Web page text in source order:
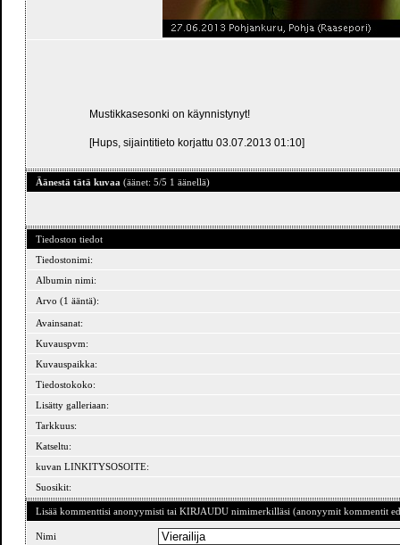
Mustikkasesonki on käynnistynyt!
[Hups, sijaintitieto korjattu 03.07.2013 01:10]
Äänestä tätä kuvaa (äänet: 5/5 1 äänellä)
Tiedoston tiedot
Tiedostonimi:
Albumin nimi:
Arvo (1 ääntä):
Avainsanat:
Kuvauspvm:
Kuvauspaikka:
Tiedostokoko:
Lisätty galleriaan:
Tarkkuus:
Katseltu:
kuvan LINKITYSOSOITE:
Suosikit:
Lisää kommenttisi anonyymisti tai KIRJAUDU nimimerkilläsi (anonyymit kommentit
Nimi